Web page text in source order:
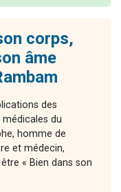
corps,
âme
des
du
homme de
et médecin,
« Bien dans son